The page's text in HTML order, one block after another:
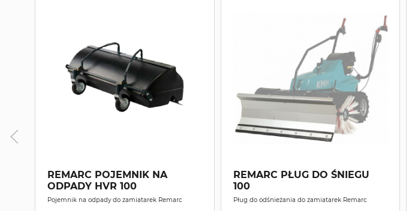
REMARC POJEMNIK NA
ODPADY HVR 100
Pojemnik na odpady do zamiatarek Remarc
REMARC PŁUG DO ŚNIEGU
100
Pług do odśnieżania do zamiatarek Remarc